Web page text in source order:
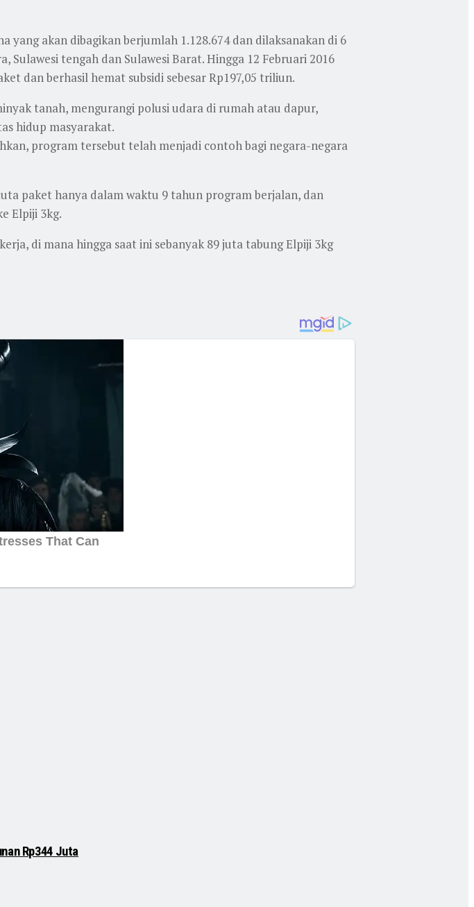
akan dibagikan berjumlah 1.128.674 dan dilaksanakan di 6
tengah dan Sulawesi Barat. Hingga 12 Februari 2016
dan berhasil hemat subsidi sebesar Rp197,05 triliun.
tanah, mengurangi polusi udara di rumah atau dapur,
hidup masyarakat.
program tersebut telah menjadi contoh bagi negara-negara
paket hanya dalam waktu 9 tahun program berjalan, dan
Elpiji 3kg.
di mana hingga saat ini sebanyak 89 juta tabung Elpiji 3kg
Rp344 Juta